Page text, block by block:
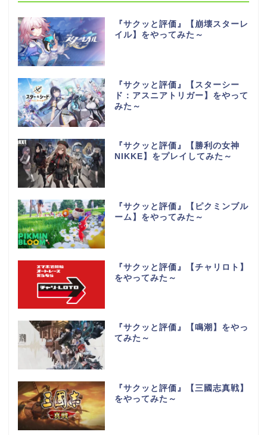
『サクッと評価』【崩壊スターレ
イル】をやってみた～
『サクッと評価』【スターシー
ド：アスニアトリガー】をやって
みた～
『サクッと評価』【勝利の女神
NIKKE】をプレイしてみた～
『サクッと評価』【ピクミンブル
ーム】をやってみた～
『サクッと評価』【チャリロト】
をやってみた～
『サクッと評価』【鳴潮】をやっ
てみた～
『サクッと評価』【三國志真戦】
をやってみた～